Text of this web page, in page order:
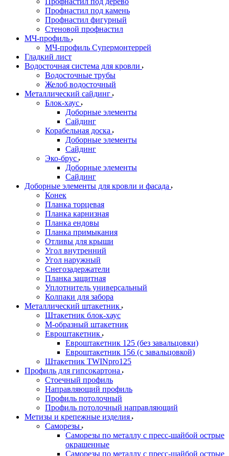
Профнастил под камень
Профнастил фигурный
Стеновой профнастил
МЧ-профиль
МЧ-профиль Супермонтеррей
Гладкий лист
Водосточная система для кровли
Водосточные трубы
Желоб водосточный
Металлический сайдинг
Блок-хаус
Доборные элементы
Сайдинг
Корабельная доска
Доборные элементы
Сайдинг
Эко-брус
Доборные элементы
Сайдинг
Доборные элементы для кровли и фасада
Конек
Планка торцевая
Планка карнизная
Планка ендовы
Планка примыкания
Отливы для крыши
Угол внутренний
Угол наружный
Снегозадержатели
Планка защитная
Уплотнитель универсальный
Колпаки для забора
Металлический штакетник
Штакетник блок-хаус
М-образный штакетник
Евроштакетник
Евроштакетник 125 (без завальцовки)
Евроштакетник 156 (с завальцовкой)
Штакетник TWINpro125
Профиль для гипсокартона
Стоечный профиль
Направляющий профиль
Профиль потолочный
Профиль потолочный направляющий
Метизы и крепежные изделия
Саморезы
Саморезы по металлу с пресс-шайбой острые
окрашенные
Саморезы по металлу с пресс-шайбой острые